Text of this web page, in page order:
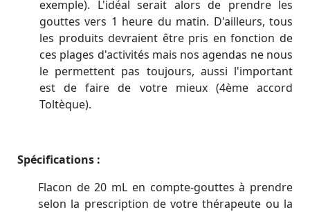
exemple). L'idéal serait alors de prendre les
gouttes vers 1 heure du matin. D'ailleurs, tous
les produits devraient être pris en fonction de
ces plages d'activités mais nos agendas ne nous
le permettent pas toujours, aussi l'important
est de faire de votre mieux (4ème accord
Toltèque).
Spécifications :
Flacon de 20 mL en compte-gouttes à prendre
selon la prescription de votre thérapeute ou la